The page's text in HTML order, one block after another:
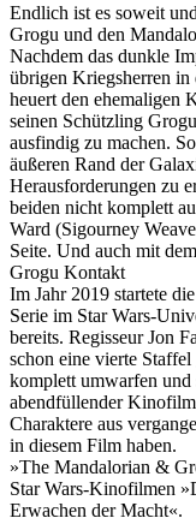
Endlich ist es soweit
Grogu und den
Nachdem das dunkle
übrigen Kriegsherren
heuert den ehemaligen
seinen Schützling
ausfindig zu machen.
äußeren Rand der
Herausforderungen zu
beiden nicht komplett
Ward (Sigourney
Seite. Und auch mit
Grogu Kontakt
Im Jahr 2019 startete
Serie im Star Wars-
bereits. Regisseur Jon
schon eine vierte
komplett umwarfen und
abendfüllender
Charaktere aus
in diesem Film haben.
»The Mandalorian &
Star Wars-Kinofilmen
Erwachen der Macht«.